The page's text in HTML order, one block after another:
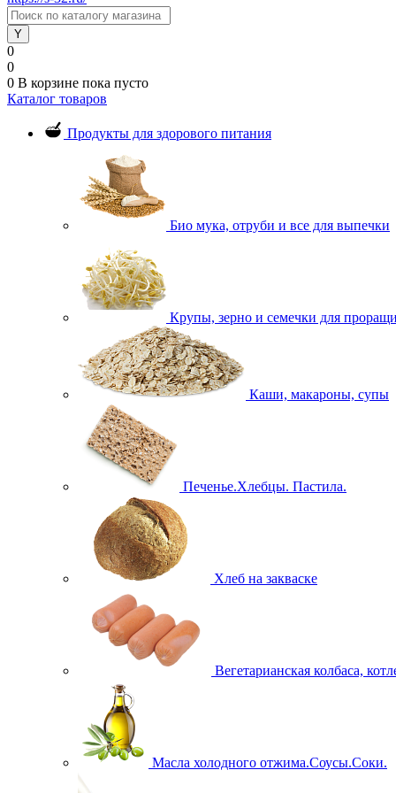
0
0
0 В корзине пока пусто
Каталог товаров
Продукты для здорового питания
Био мука, отруби и все для выпечки
Крупы, зерно и семечки для
Каши, макароны, супы
Печенье.Хлебцы. Пастила.
Хлеб на закваске
Вегетарианская колбаса,
Масла холодного отжима.Соусы.Соки.